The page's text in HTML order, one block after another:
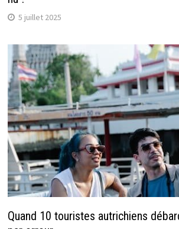
5 juillet 2025
Quand 10 touristes autrichiens